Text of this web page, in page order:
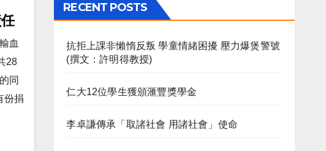
血
28
同
份捐
RECENT POSTS
抗拒上課非懶惰反叛 學童情緒困擾 壓力爆煲警號
(撰文：許明得教授)
仁大12位學生獲頒滙豐獎學金
李卓謙傳承「取諸社會 用諸社會」使命